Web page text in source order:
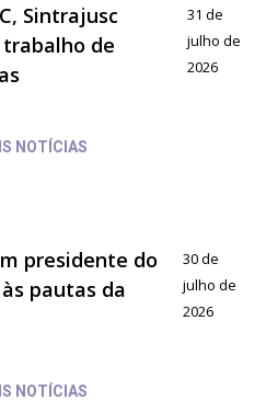
Sintrajusc
de
31 de
julho de
2026
NOTÍCIAS
presidente do
pautas da
30 de
julho de
2026
NOTÍCIAS